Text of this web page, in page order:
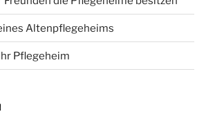
Altenpflegeheims
Pflegeheim